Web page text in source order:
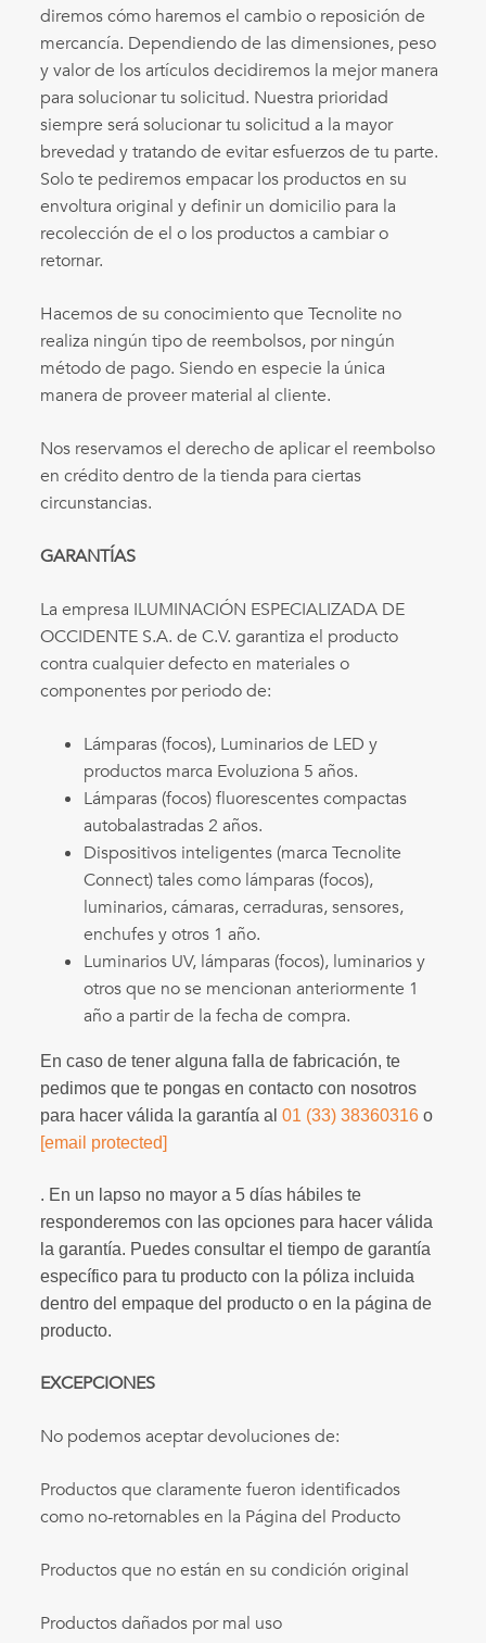
diremos cómo haremos el cambio o reposición de
mercancía. Dependiendo de las dimensiones, peso
y valor de los artículos decidiremos la mejor manera
para solucionar tu solicitud. Nuestra prioridad
siempre será solucionar tu solicitud a la mayor
brevedad y tratando de evitar esfuerzos de tu parte.
Solo te pediremos empacar los productos en su
envoltura original y definir un domicilio para la
recolección de el o los productos a cambiar o
retornar.
Hacemos de su conocimiento que Tecnolite no
realiza ningún tipo de reembolsos, por ningún
método de pago. Siendo en especie la única
manera de proveer material al cliente.
Nos reservamos el derecho de aplicar el reembolso
en crédito dentro de la tienda para ciertas
circunstancias.
GARANTÍAS
La empresa ILUMINACIÓN ESPECIALIZADA DE
OCCIDENTE S.A. de C.V. garantiza el producto
contra cualquier defecto en materiales o
componentes por periodo de:
Lámparas (focos), Luminarios de LED y
productos marca Evoluziona 5 años.
Lámparas (focos) fluorescentes compactas
autobalastradas 2 años.
Dispositivos inteligentes (marca Tecnolite
Connect) tales como lámparas (focos),
luminarios, cámaras, cerraduras, sensores,
enchufes y otros 1 año.
Luminarios UV, lámparas (focos), luminarios y
otros que no se mencionan anteriormente 1
año a partir de la fecha de compra.
En caso de tener alguna falla de fabricación, te
pedimos que te pongas en contacto con nosotros
para hacer válida la garantía al01 (33) 38360316 o
[email protected]
. En un lapso no mayor a 5 días hábiles te
responderemos con las opciones para hacer válida
la garantía. Puedes consultar el tiempo de garantía
específico para tu producto con la póliza incluida
dentro del empaque del producto o en la página de
producto.
EXCEPCIONES
No podemos aceptar devoluciones de:
Productos que claramente fueron identificados
como no-retornables en la Página del Producto
Productos que no están en su condición original
Productos dañados por mal uso